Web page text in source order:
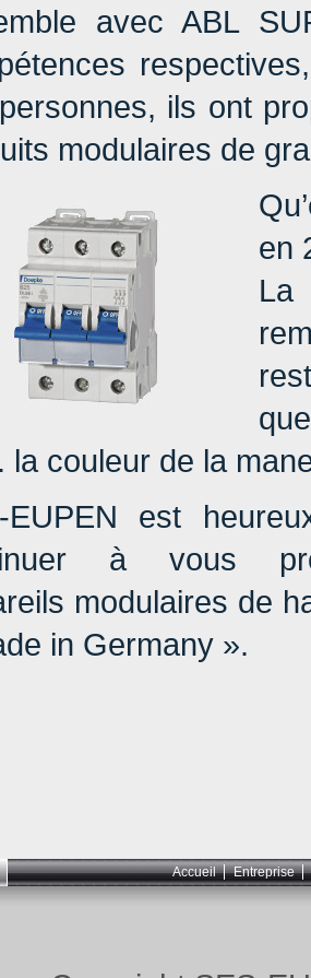
avec ABL
ils ont
modulaires de
en
la couleur de la
EUPEN est
à vous
modulaires de
in Germany ».
Accueil Entreprise